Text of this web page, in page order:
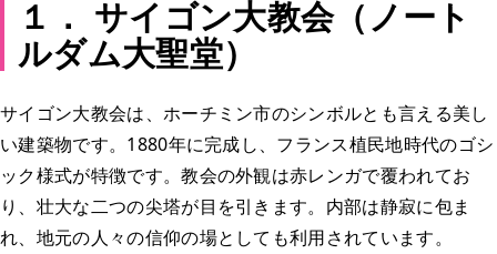
１． サイゴン大教会（ノート
ルダム大聖堂）
サイゴン大教会は、ホーチミン市のシンボルとも言える美し
い建築物です。1880年に完成し、フランス植民地時代のゴシ
ック様式が特徴です。教会の外観は赤レンガで覆われてお
り、壮大な二つの尖塔が目を引きます。内部は静寂に包ま
れ、地元の人々の信仰の場としても利用されています。